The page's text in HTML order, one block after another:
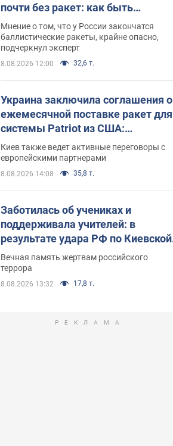
почти без ракет: как быть
Украине? Интервью с Мельником
Мнение о том, что у России закончатся
баллистические ракеты, крайне опасно,
подчеркнул эксперт
8.08.2026 12:00 32,6 т.
Украина заключила соглашения о
ежемесячной поставке ракет для
системы Patriot из США:
Зеленский раскрыл подробности
Киев также ведет активные переговоры с
европейскими партнерами
8.08.2026 14:08 35,8 т.
Заботилась об учениках и
поддерживала учителей: в
результате удара РФ по Киевской
области погибли директор
киевского лицея, её муж и внук
Вечная память жертвам российского
террора
8.08.2026 13:32 17,8 т.